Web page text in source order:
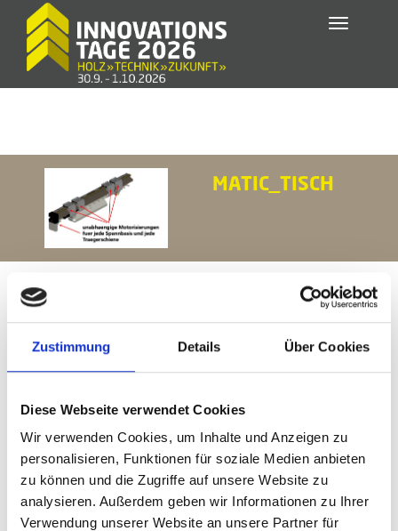
Zustimmung Details Über Cookies
Diese Webseite verwendet Cookies
Wir verwenden Cookies, um Inhalte und Anzeigen zu
personalisieren, Funktionen für soziale Medien anbieten
zu können und die Zugriffe auf unsere Website zu
analysieren. Außerdem geben wir Informationen zu Ihrer
Verwendung unserer Website an unsere Partner für
Toggle
MATIC_TISCH